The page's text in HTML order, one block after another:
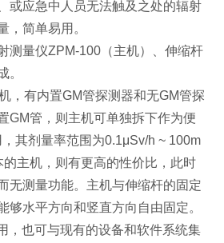
或应急中人员无法触及之处的辐射
，简单易用。
测量仪ZPM-100（主机）、伸缩杆
。
，有内置GM管探测器和无GM管探
GM管，则主机可单独拆下作为便
其剂量率范围为0.1μSv/h ~ 100m
主机，则有更高的性价比，此时
无测量功能。主机与伸缩杆的固定
够水平方向和竖直方向自由固定。
，也可与现有的设备和软件系统集